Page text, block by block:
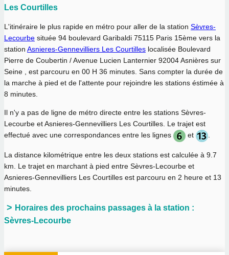
Les Courtilles
L'itinéraire le plus rapide en métro pour aller de la station Sèvres-
Lecourbe située 94 boulevard Garibaldi 75115 Paris 15ème vers la
station Asnieres-Gennevilliers Les Courtilles localisée Boulevard
Pierre de Coubertin / Avenue Lucien Lanternier 92004 Asnières sur
Seine , est parcouru en 00 H 36 minutes. Sans compter la durée de
la marche à pied et de l'attente pour rejoindre les stations éstimée à
8 minutes.
Il n'y a pas de ligne de métro directe entre les stations Sèvres-
Lecourbe et Asnieres-Gennevilliers Les Courtilles. Le trajet est
effectué avec une correspondances entre les lignes
et .
La distance kilométrique entre les deux stations est calculée à 9.7
km . Le trajet en marchant à pied entre Sèvres-Lecourbe et
Asnieres-Gennevilliers Les Courtilles est parcouru en 2 heure et 13
minutes
Horaires des prochains passages à la station :
Sèvres-Lecourbe